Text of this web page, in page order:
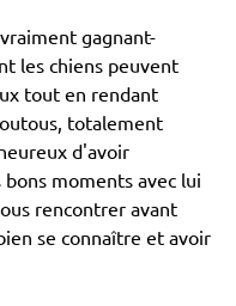
gagnant-
les chiens peuvent
tout en rendant
totalement
d'avoir
moments avec lui
rencontrer avant
se connaître et avoir